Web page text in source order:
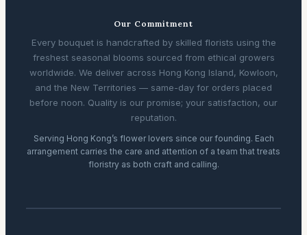
Our Commitment
Every bouquet is handcrafted by skilled florists using the
freshest seasonal blooms sourced from ethical growers
worldwide. We deliver across Hong Kong Island, Kowloon,
and the New Territories — same-day for orders placed
before noon. Quality is our promise; your satisfaction, our
reputation.
Serving Hong Kong’s flower lovers since our founding. Each
arrangement carries the care and attention of a team that treats
floristry as both craft and calling.